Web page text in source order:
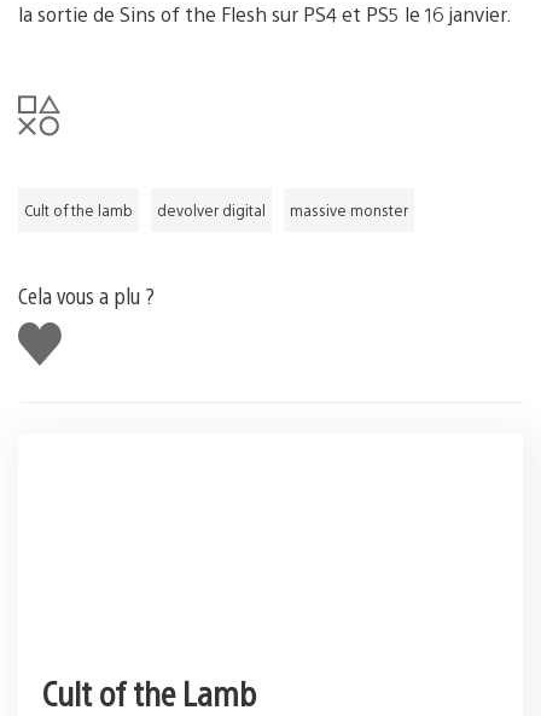
la sortie de Sins of the Flesh sur PS4 et PS5 le 16 janvier.
Cult of the lamb devolver digital massive monster
Cela vous a plu ?
J'aime
Cult of the Lamb